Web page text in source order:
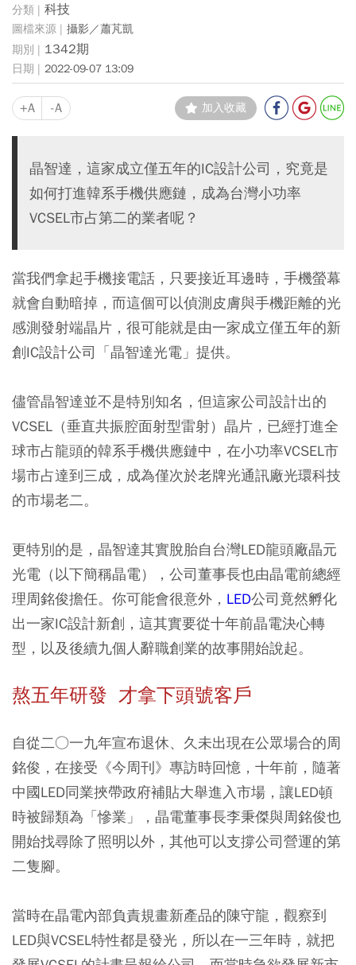
科技
攝影／蕭芃凱
1342期
2022-09-07 13:09
+A -A 加入收藏
晶智達，這家成立僅五年的IC設計公司，究竟是
如何打進韓系手機供應鏈，成為台灣小功率
VCSEL市占第二的業者呢？
當我們拿起手機接電話，只要接近耳邊時，手機螢幕
就會自動暗掉，而這個可以偵測皮膚與手機距離的光
感測發射端晶片，很可能就是由一家成立僅五年的新
創IC設計公司「晶智達光電」提供。
儘管晶智達並不是特別知名，但這家公司設計出的
VCSEL（垂直共振腔面射型雷射）晶片，已經打進全
球市占龍頭的韓系手機供應鏈中，在小功率VCSEL市
場市占達到三成，成為僅次於老牌光通訊廠光環科技
的市場老二。
更特別的是，晶智達其實脫胎自台灣LED龍頭廠晶元
光電（以下簡稱晶電），公司董事長也由晶電前總經
理周銘俊擔任。你可能會很意外， LED公司竟然孵化
出一家IC設計新創，這其實要從十年前晶電決心轉
型，以及後續九個人辭職創業的故事開始說起。
熬五年研發 才拿下頭號客戶
自從二○一九年宣布退休、久未出現在公眾場合的周
銘俊，在接受《今周刊》專訪時回憶，十年前，隨著
中國LED同業挾帶政府補貼大舉進入市場，讓LED頓
時被歸類為「慘業」，晶電董事長李秉傑與周銘俊也
開始找尋除了照明以外，其他可以支撐公司營運的第
二隻腳。
當時在晶電內部負責規畫新產品的陳守龍，觀察到
LED與VCSEL特性都是發光，所以在一三年時，就把